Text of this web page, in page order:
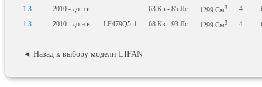
1.3
2010 - до н.в. 63 Кв - 85 Лс 1299 См3 4
1.3
2010 - до н.в. LF479Q5-1 68 Кв - 93 Лс 1299 См3 4
◄ Назад к выбору модели LIFAN